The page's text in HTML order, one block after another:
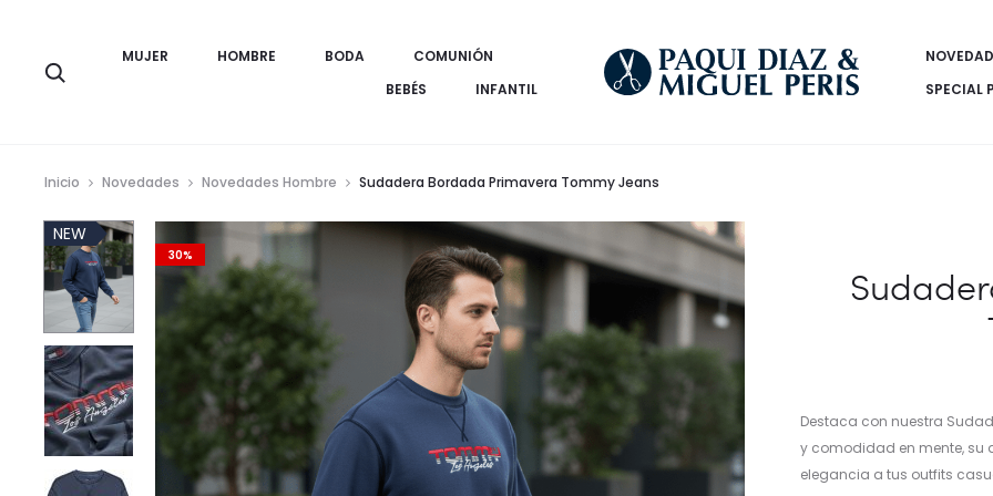
MUJER HOMBRE BODA
COMUNIÓN
BEBÉS
INFANTIL
SPECIAL
Inicio Novedades Novedades Hombre Sudadera Bordada Primavera Tommy Jeans
30%
NEW
Destaca con nuestra
y comodidad en mente, su
elegancia a tus outfits